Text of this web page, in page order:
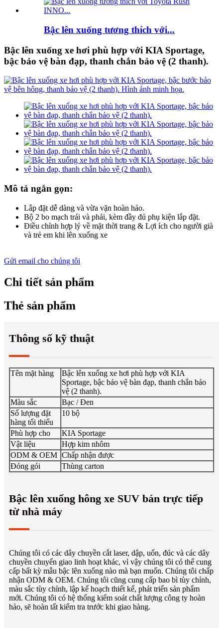
Bậc lên xuống tương thích với...
Bậc lên xuống xe hơi phù hợp với KIA Sportage,
bậc bảo vệ bàn đạp, thanh chắn bảo vệ (2 thanh).
Mô tả ngắn gọn:
Lắp đặt dễ dàng và vừa vặn hoàn hảo.
Bộ 2 bo mạch trái và phải, kèm đầy đủ phụ kiện lắp đặt.
Điều chỉnh hợp lý về mặt thời trang & Lợi ích cho người già
và trẻ em khi lên xuống xe
Gửi email cho chúng tôi
Chi tiết sản phẩm
Thẻ sản phẩm
Thông số kỹ thuật
Tên mặt hàng
Bậc lên xuống xe hơi phù hợp với KIA
Sportage, bậc bảo vệ bàn đạp, thanh chắn bảo
vệ (2 thanh).
Màu sắc
Bạc / Đen
Số lượng đặt
hàng tối thiểu
10 bộ
Phù hợp cho
KIA Sportage
Vật liệu
Hợp kim nhôm
ODM & OEM Chấp nhận được
Đóng gói
Thùng carton
Bậc lên xuống hông xe SUV bán trực tiếp
từ nhà máy
Chúng tôi có các dây chuyền cắt laser, dập, uốn, đúc và các dây
chuyền chuyển giao linh hoạt khác, vì vậy chúng tôi có thể cung
cấp bất kỳ mẫu bậc lên xuống nào mà bạn muốn. Chúng tôi chấp
nhận ODM & OEM. Chúng tôi cũng cung cấp bao bì tùy chỉnh,
màu sắc tùy chỉnh, lập kế hoạch thiết kế, phát triển sản phẩm
mới. Chúng tôi có hệ thống kiểm soát chất lượng công ty hoàn
hảo, sẽ hoàn tất kiểm tra trước khi giao hàng.